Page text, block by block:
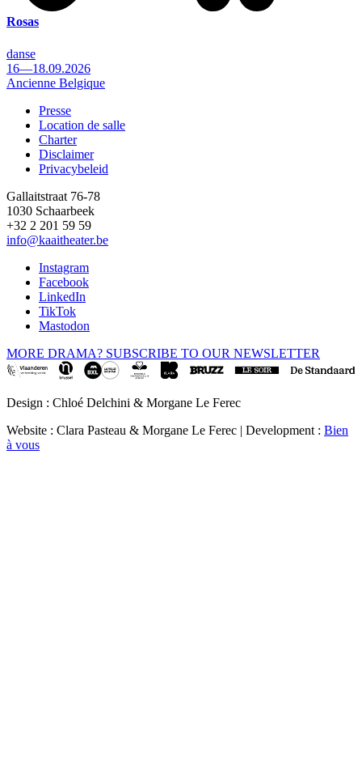
Rosas
danse
16—18.09.2026
Ancienne Belgique
Footer
Presse
Location de salle
Charter
Disclaimer
Privacybeleid
Gallaitstraat 76-78
1030 Schaarbeek
+32 2 201 59 59
info@kaaitheater.be
Instagram
Facebook
LinkedIn
TikTok
Mastodon
MORE DRAMA? SUBSCRIBE TO OUR NEWSLETTER
Design : Chloé Delchini & Morgane Le Ferec
Website : Clara Pasteau & Morgane Le Ferec | Development : Bien
à vous